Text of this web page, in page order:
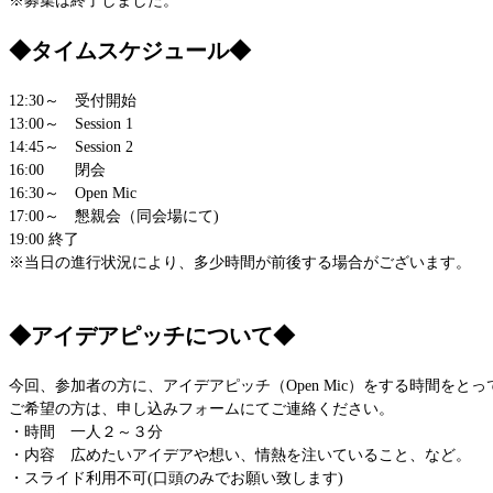
◆タイムスケジュール◆
12:30～ 受付開始
13:00～ Session 1
14:45～ Session 2
16:00 閉会
16:30～ Open Mic
17:00～ 懇親会（同会場にて)
19:00 終了
※当日の進行状況により、多少時間が前後する場合がございます。
◆アイデアピッチについて◆
今回、参加者の方に、アイデアピッチ（Open Mic）をする時間をとっ
ご希望の方は、申し込みフォームにてご連絡ください。
・時間 一人２～３分
・内容 広めたいアイデアや想い、情熱を注いていること、など。
・スライド利用不可(口頭のみでお願い致します)